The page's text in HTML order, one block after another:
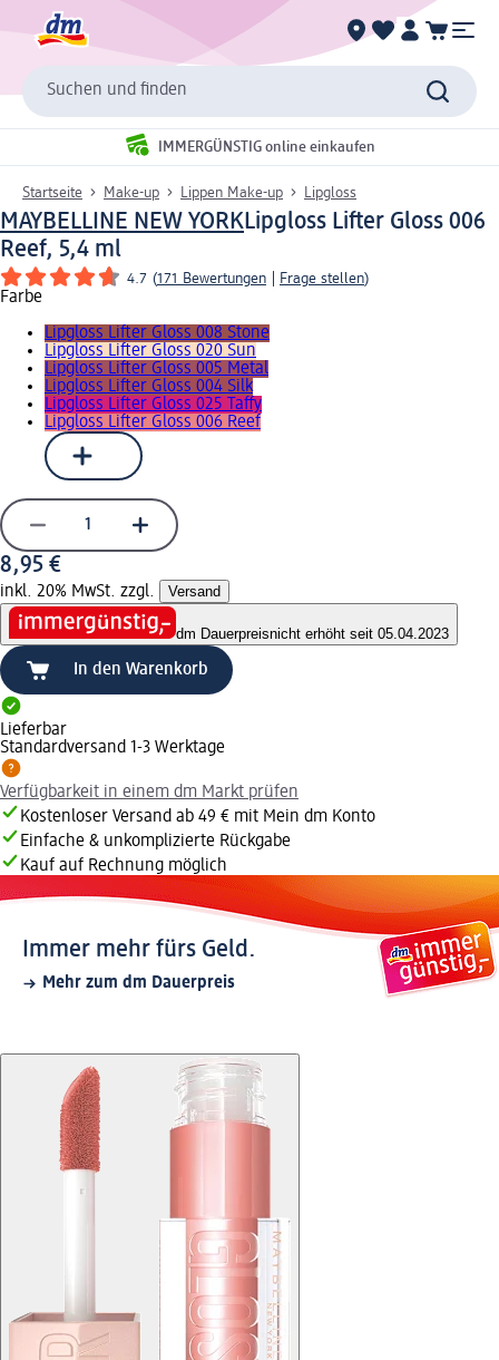
Suchen und finden
IMMERGÜNSTIG online einkaufen
Startseite Make-up Lippen Make-up Lipgloss
MAYBELLINE NEW YORKLipgloss Lifter Gloss 006
Reef, 5,4 ml
4.7 (171 Bewertungen Frage stellen)
Farbe
Lipgloss Lifter Gloss 008 Stone
Lipgloss Lifter Gloss 020 Sun
Lipgloss Lifter Gloss 005 Metal
Lipgloss Lifter Gloss 004 Silk
Lipgloss Lifter Gloss 025 Taffy
Lipgloss Lifter Gloss 006 Reef
8,95 €
inkl. 20% MwSt. zzgl. Versand
dm Dauerpreisnicht erhöht seit 05.04.2023
In den Warenkorb
Lieferbar
Standardversand 1-3 Werktage
Verfügbarkeit in einem dm Markt prüfen
Kostenloser Versand ab 49 € mit Mein dm Konto
Einfache & unkomplizierte Rückgabe
Kauf auf Rechnung möglich
Immer mehr fürs Geld.
Mehr zum dm Dauerpreis